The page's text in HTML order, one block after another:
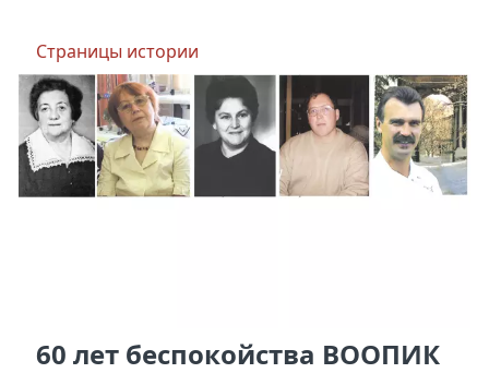
Страницы истории
60 лет беспокойства ВООПИК